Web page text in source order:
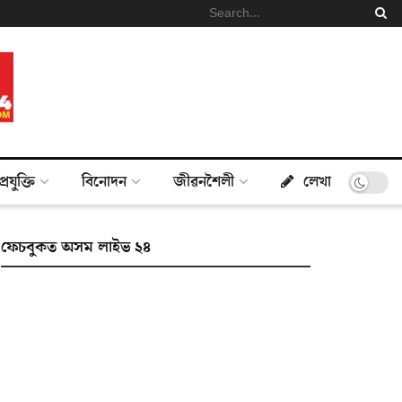
প্ৰযুক্তি বিনোদন জীৱনশৈলী লেখা
ফেচবুকত অসম লাইভ ২৪